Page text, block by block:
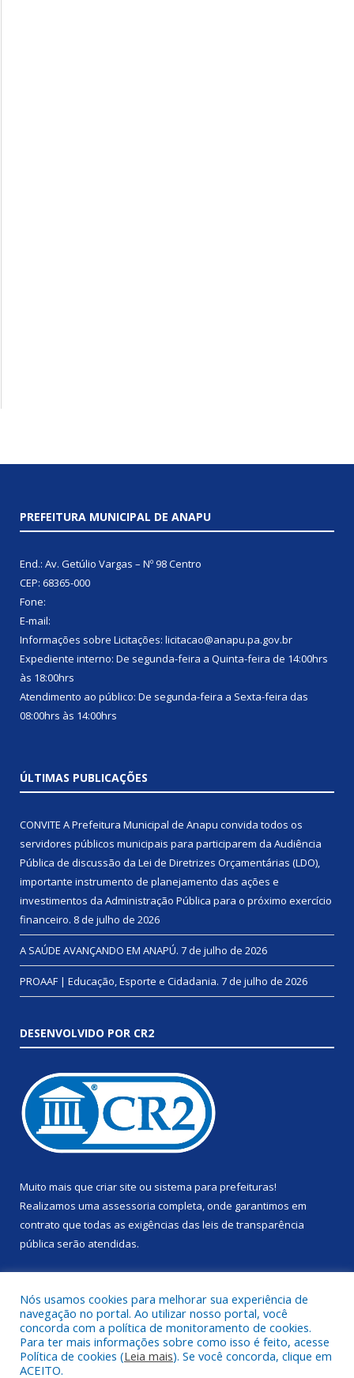
PREFEITURA MUNICIPAL DE ANAPU
End.: Av. Getúlio Vargas – Nº 98 Centro
CEP: 68365-000
Fone:
E-mail:
Informações sobre Licitações: licitacao@anapu.pa.gov.br
Expediente interno: De segunda-feira a Quinta-feira de 14:00hrs
às 18:00hrs
Atendimento ao público: De segunda-feira a Sexta-feira das
08:00hrs às 14:00hrs
ÚLTIMAS PUBLICAÇÕES
CONVITE A Prefeitura Municipal de Anapu convida todos os
servidores públicos municipais para participarem da Audiência
Pública de discussão da Lei de Diretrizes Orçamentárias (LDO),
importante instrumento de planejamento das ações e
investimentos da Administração Pública para o próximo exercício
financeiro. 8 de julho de 2026
A SAÚDE AVANÇANDO EM ANAPÚ. 7 de julho de 2026
PROAAF | Educação, Esporte e Cidadania. 7 de julho de 2026
DESENVOLVIDO POR CR2
Muito mais que criar site ou sistema para prefeituras!
Realizamos uma assessoria completa, onde garantimos em
contrato que todas as exigências das leis de transparência
pública serão atendidas.
Todos os direitos reservados a Prefeitura Municipal de Anapu.
Nós usamos cookies para melhorar sua experiência de
navegação no portal. Ao utilizar nosso portal, você
concorda com a política de monitoramento de cookies.
Para ter mais informações sobre como isso é feito, acesse
Política de cookies (Leia mais). Se você concorda, clique em
ACEITO.